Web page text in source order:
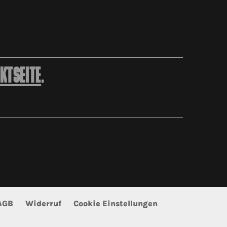
.
Widerruf Cookie Einstellungen